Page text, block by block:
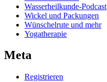
Wasserheilkunde-Podcast
Wickel und Packungen
Wünschelrute und mehr
Yogatherapie
Meta
Registrieren